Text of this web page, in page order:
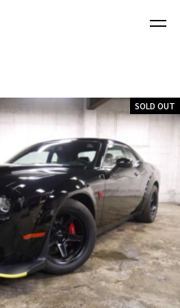
SOLD OUT